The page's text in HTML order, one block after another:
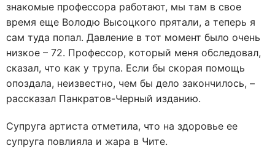
знакомые профессора работают, мы там в свое
время еще Володю Высоцкого прятали, а теперь я
сам туда попал. Давление в тот момент было очень
низкое – 72. Профессор, который меня обследовал,
сказал, что как у трупа. Если бы скорая помощь
опоздала, неизвестно, чем бы дело закончилось, –
рассказал Панкратов-Черный изданию.
Супруга артиста отметила, что на здоровье ее
супруга повлияла и жара в Чите.